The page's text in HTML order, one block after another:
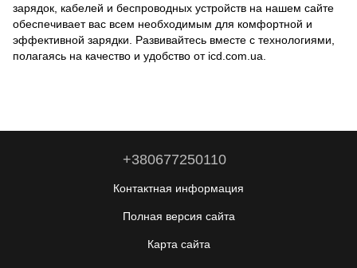
зарядок, кабелей и беспроводных устройств на нашем сайте
обеспечивает вас всем необходимым для комфортной и
эффективной зарядки. Развивайтесь вместе с технологиями,
полагаясь на качество и удобство от icd.com.ua.
+380677250110
Контактная информация
Полная версия сайта
Карта сайта